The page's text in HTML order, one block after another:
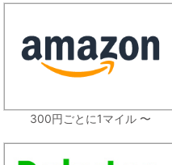
300円ごとに1マイル 〜